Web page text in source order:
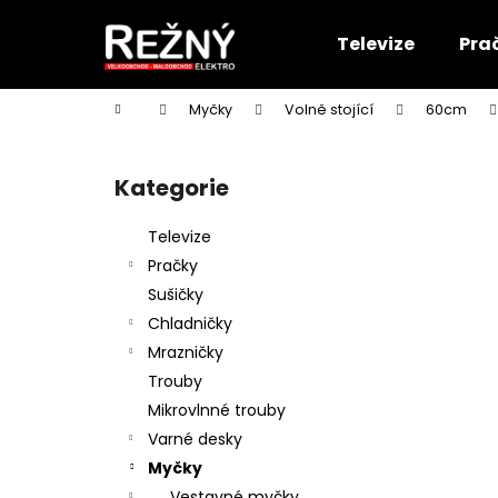
Televize
Domů Myčky Volně stojící 60cm
Přeskočit
kategorie
Kategorie
Televize
Pračky
Sušičky
Chladničky
Mrazničky
Trouby
Mikrovlnné trouby
Varné desky
Myčky
í
Zpět
do
Zpět
do